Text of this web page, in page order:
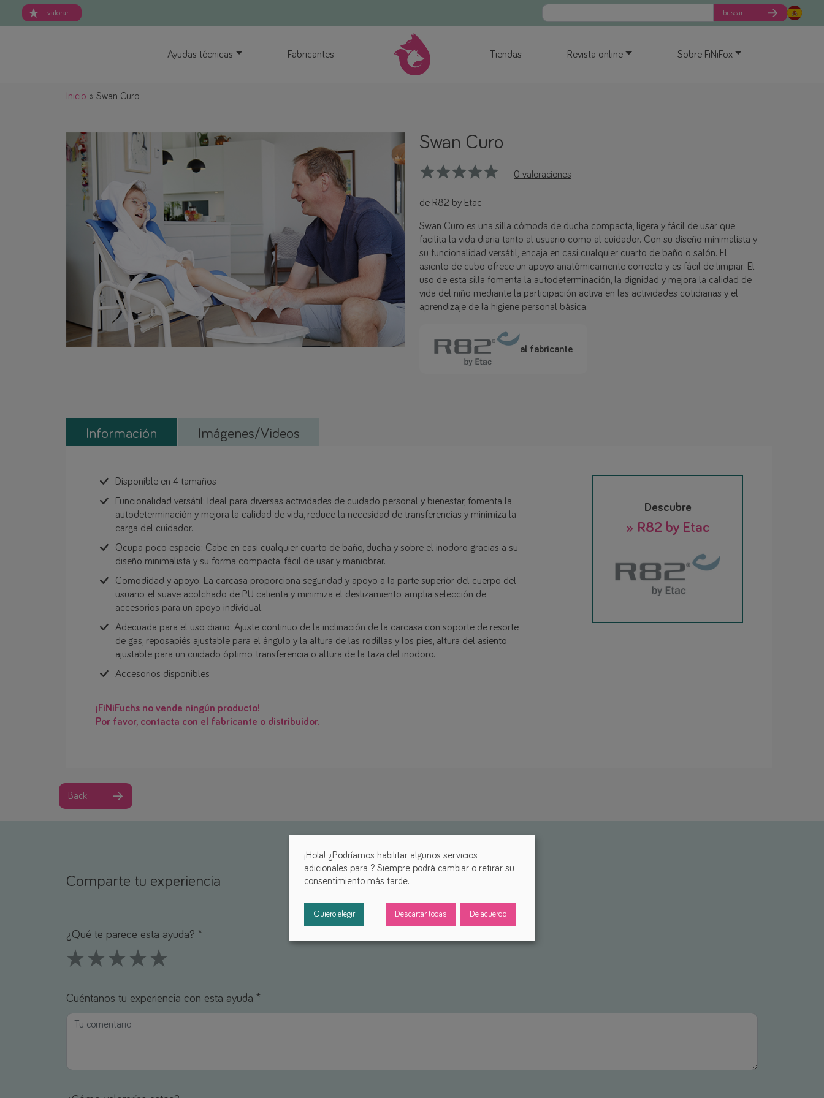
valorar buscar
Ayudas técnicas Fabricantes Tiendas Revista online Sobre FiNiFox
Inicio Swan Curo
Swan Curo
0 valoraciones
de R82 by Etac
Swan Curo es una silla cómoda de ducha compacta, ligera y fácil de usar que
facilita la vida diaria tanto al usuario como al cuidador. Con su diseño minimalista y
su funcionalidad versátil, encaja en casi cualquier cuarto de baño o salón. El
asiento de cubo ofrece un apoyo anatómicamente correcto y es fácil de limpiar. El
uso de esta silla fomenta la autodeterminación, la dignidad y mejora la calidad de
vida del niño mediante la participación activa en las actividades cotidianas y el
aprendizaje de la higiene personal básica.
al fabricante
Información Imágenes/Videos
Disponible en 4 tamaños
Funcionalidad versátil: Ideal para diversas actividades de cuidado personal y bienestar, fomenta la
autodeterminación y mejora la calidad de vida, reduce la necesidad de transferencias y minimiza la
carga del cuidador.
Ocupa poco espacio: Cabe en casi cualquier cuarto de baño, ducha y sobre el inodoro gracias a su
diseño minimalista y su forma compacta, fácil de usar y maniobrar.
Comodidad y apoyo: La carcasa proporciona seguridad y apoyo a la parte superior del cuerpo del
usuario, el suave acolchado de PU calienta y minimiza el deslizamiento, amplia selección de
accesorios para un apoyo individual.
Adecuada para el uso diario: Ajuste continuo de la inclinación de la carcasa con soporte de resorte
de gas, reposapiés ajustable para el ángulo y la altura de las rodillas y los pies, altura del asiento
ajustable para un cuidado óptimo, transferencia o altura de la taza del inodoro.
Accesorios disponibles
¡FiNiFuchs no vende ningún producto!
Por favor, contacta con el fabricante o distribuidor.
Descubre
» R82 by Etac
Back
Comparte tu experiencia
¿Qué te parece esta ayuda? *
Cuéntanos tu experiencia con esta ayuda *
¡Hola! ¿Podríamos habilitar algunos servicios
adicionales para ? Siempre podrá cambiar o retirar su
consentimiento más tarde.
Quiero elegir Descartar todas De acuerdo